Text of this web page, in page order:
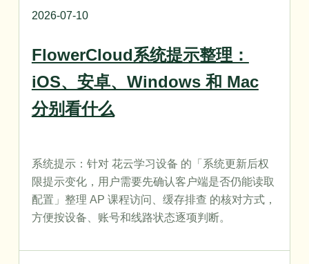
2026-07-10
FlowerCloud系统提示整理：
iOS、安卓、Windows 和 Mac
分别看什么
系统提示：针对 花云学习设备 的「系统更新后权
限提示变化，用户需要先确认客户端是否仍能读取
配置」整理 AP 课程访问、缓存排查 的核对方式，
方便按设备、账号和线路状态逐项判断。